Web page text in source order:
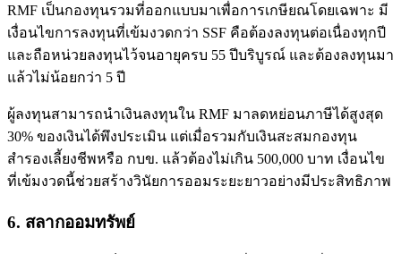
RMF เป็นกองทุนรวมที่ออกแบบมาเพื่อการเกษียณโดยเฉพาะ มี
เงื่อนไขการลงทุนที่เข้มงวดกว่า SSF คือต้องลงทุนต่อเนื่องทุกปี
และถือหน่วยลงทุนไว้จนอายุครบ 55 ปีบริบูรณ์ และต้องลงทุนมา
แล้วไม่น้อยกว่า 5 ปี
ผู้ลงทุนสามารถนำเงินลงทุนใน RMF มาลดหย่อนภาษีได้สูงสุด
30% ของเงินได้พึงประเมิน แต่เมื่อรวมกับเงินสะสมกองทุน
สำรองเลี้ยงชีพหรือ กบข. แล้วต้องไม่เกิน 500,000 บาท เงื่อนไข
ที่เข้มงวดนี้ช่วยสร้างวินัยการออมระยะยาวอย่างมีประสิทธิภาพ
6. สลากออมทรัพย์